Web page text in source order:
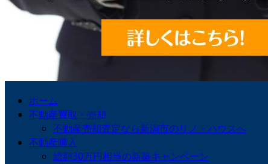
ホーム
不動産買取・売却
不動産売却査定なら新潟市のリノ・ハウスへ
不動産購入
総額30万円相当の新築キャンペーン